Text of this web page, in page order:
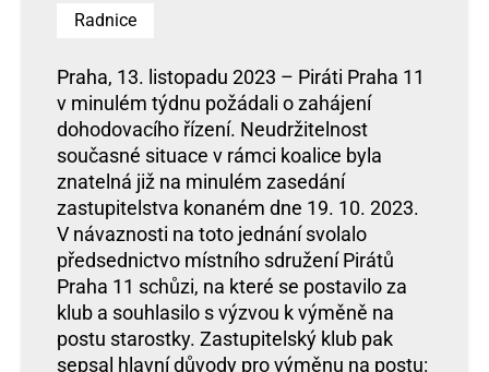
Radnice
Praha, 13. listopadu 2023 – Piráti Praha 11
v minulém týdnu požádali o zahájení
dohodovacího řízení. Neudržitelnost
současné situace v rámci koalice byla
znatelná již na minulém zasedání
zastupitelstva konaném dne 19. 10. 2023.
V návaznosti na toto jednání svolalo
předsednictvo místního sdružení Pirátů
Praha 11 schůzi, na které se postavilo za
klub a souhlasilo s výzvou k výměně na
postu starostky. Zastupitelský klub pak
sepsal hlavní důvody pro výměnu na postu: